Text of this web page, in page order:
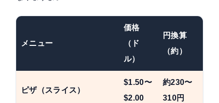
メニュー
価格
（ド
ル）
円換算
（約）
ピザ（スライス）
$1.50〜
$2.00
約230〜
310円